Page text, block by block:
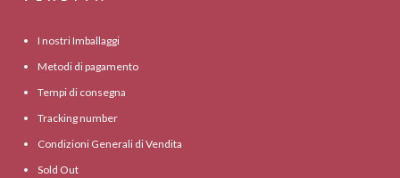
I nostri Imballaggi
Metodi di pagamento
Tempi di consegna
Tracking number
Condizioni Generali di Vendita
Sold Out